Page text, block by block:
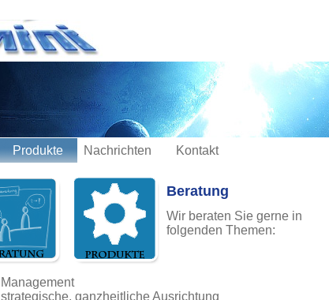
Produkte Nachrichten Kontakt
Beratung
Wir beraten Sie gerne in
folgenden Themen:
Management
strategische, ganzheitliche Ausrichtung